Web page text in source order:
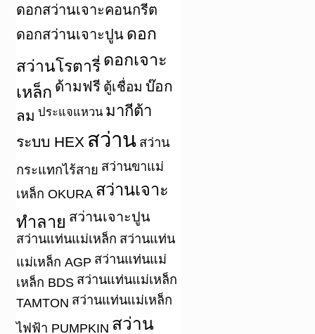
ดอกสว่านเจาะคอนกรีต
ดอกสว่านเจาะปูน ดอก
สว่านโรตารี่ ดอกเจาะ
เหล็ก ด้ามฟรี ตู้เชื่อม บ๊อก
ลม ประแจแหวน มากีต้า
ระบบ HEX สว่าน สว่าน
กระแทกไร้สาย สว่านขาแม่
เหล็ก OKURA สว่านเจาะ
ทำลาย สว่านเจาะปูน
สว่านแท่นแม่เหล็ก สว่านแท่น
แม่เหล็ก AGP สว่านแท่นแม่
เหล็ก BDS สว่านแท่นแม่เหล็ก
TAMTON สว่านแท่นแม่เหล็ก
ไฟฟ้า PUMPKIN สว่าน